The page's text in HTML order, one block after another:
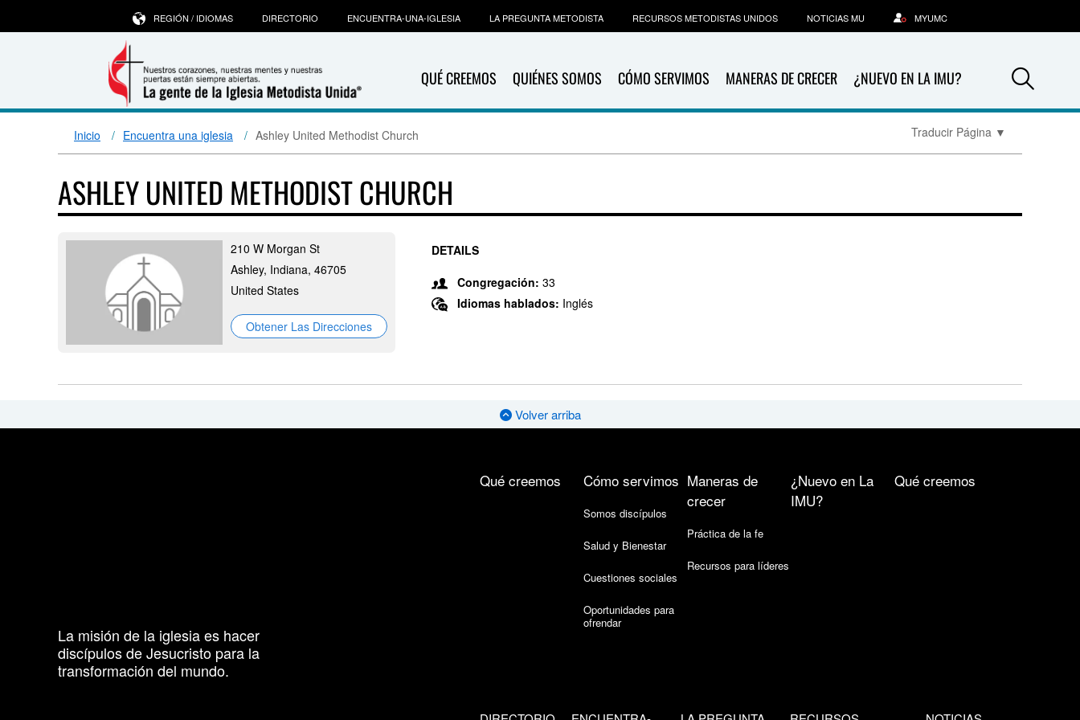
QUÉ CREEMOS QUIÉNES SOMOS CÓMO SERVIMOS MANERAS DE CRECER ¿NUEVO EN LA IMU?
REGIÓN / IDIOMAS DIRECTORIO ENCUENTRA-UNA-IGLESIA LA PREGUNTA METODISTA RECURSOS METODISTAS UNIDOS NOTICIAS MU MYUMC
Inicio Encuentra una iglesia Ashley United Methodist Church Traducir Página ▼
ASHLEY UNITED METHODIST CHURCH
210 W Morgan St
Ashley, Indiana, 46705
United States
Obtener Las Direcciones
DETAILS
Congregación: 33
Idiomas hablados: Inglés
Volver arriba
La misión de la iglesia es hacer
discípulos de Jesucristo para la
transformación del mundo.
Qué creemos Cómo servimos
Somos discípulos
Salud y Bienestar
Cuestiones sociales
Oportunidades para
ofrendar
Maneras de
crecer
Práctica de la fe
Recursos para líderes
¿Nuevo en La
IMU?
Qué creemos